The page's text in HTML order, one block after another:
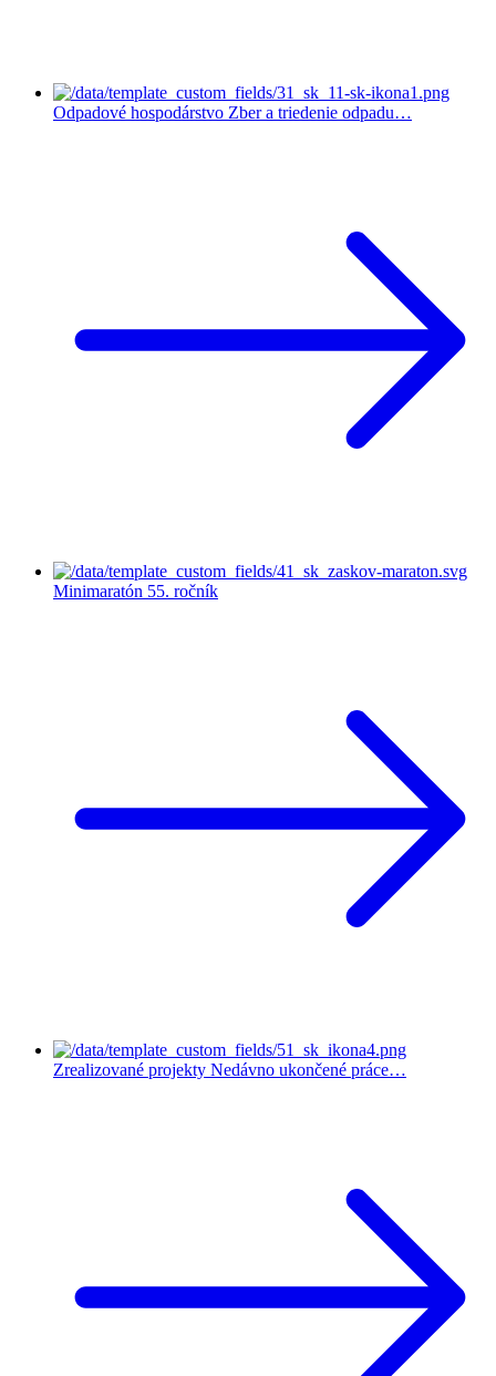
Odpadové hospodárstvo Zber a triedenie odpadu…
Minimaratón 55. ročník
Zrealizované projekty Nedávno ukončené práce…